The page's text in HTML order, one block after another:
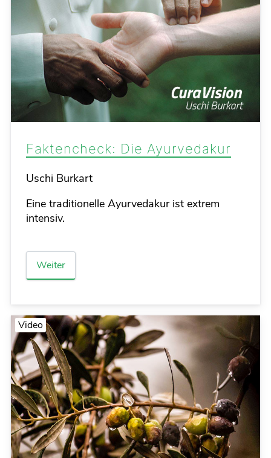
Faktencheck: Die Ayurvedakur
Details
Uschi Burkart
Eine traditionelle Ayurvedakur ist extrem
intensiv.
Weiter
Video